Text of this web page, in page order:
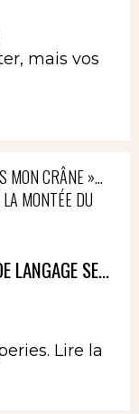
mais vos
MON CRÂNE »…
MONTÉE DU
LANGAGE SE...
Lire la